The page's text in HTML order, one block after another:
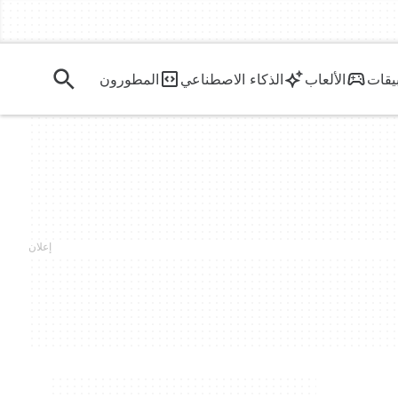
الألعاب الذكاء الاصطناعي المطورون